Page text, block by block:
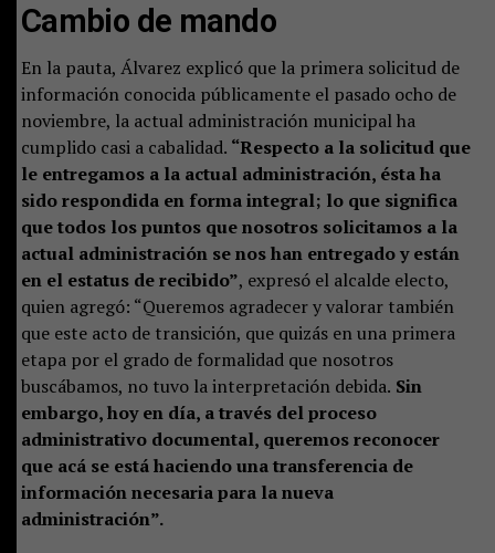
Cambio de mando
En la pauta, Álvarez explicó que la primera solicitud de
información conocida públicamente el pasado ocho de
noviembre, la actual administración municipal ha
cumplido casi a cabalidad. “Respecto a la solicitud que
le entregamos a la actual administración, ésta ha
sido respondida en forma integral; lo que significa
que todos los puntos que nosotros solicitamos a la
actual administración se nos han entregado y están
en el estatus de recibido”, expresó el alcalde electo,
quien agregó: “Queremos agradecer y valorar también
que este acto de transición, que quizás en una primera
etapa por el grado de formalidad que nosotros
buscábamos, no tuvo la interpretación debida. Sin
embargo, hoy en día, a través del proceso
administrativo documental, queremos reconocer
que acá se está haciendo una transferencia de
información necesaria para la nueva
administración”.